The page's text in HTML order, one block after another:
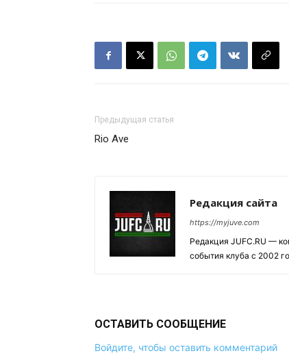
Предыдущая статья
Rio Ave
Редакция сайта
https://myjuve.com
Редакция JUFC.RU —
события клуба с 2002
ОСТАВИТЬ СООБЩЕНИЕ
Войдите, чтобы оставить комментарий